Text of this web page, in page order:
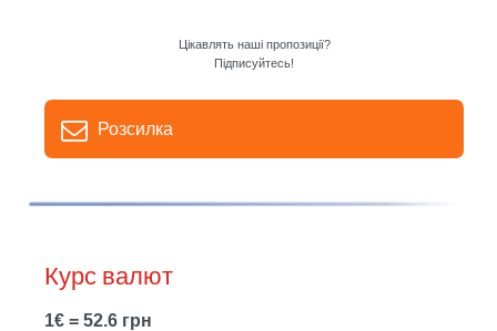
Цікавлять наші пропозиції?
Підписуйтесь!
Розсилка
Курс валют
1€ = 52.6 грн